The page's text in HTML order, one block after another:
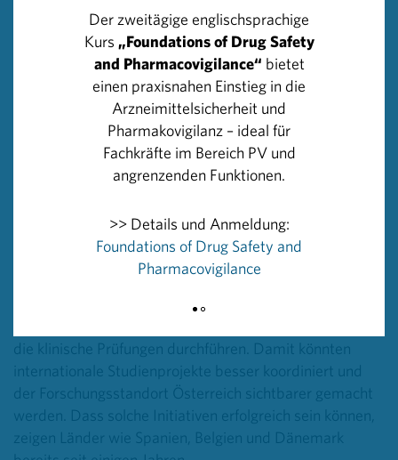
Prozesse zwischen Behörden und Ethikkommissionen,
sowie klar strukturierte Anforderungen für mehr
Effizienz. „Diese Maßnahmen zeigen, dass schnellere
und schlankere Verfahren möglich sind, ohne Abstriche
bei Qualität oder Sicherheit zu machen. Gleichzeitig
braucht es im internationalen Wettbewerb um
Forschung und Innovation weitere Reformen und
deutlich mehr Tempo“, so Herzog.
In Österreich sind dafür zusätzliche operative
Verbesserungen dringend erforderlich, und zwar über
das Genehmigungsverfahren hinaus. Dazu zählt
insbesondere die Einrichtung einer österreichweiten
zentralen Anlaufstelle für Unternehmen,
die klinische Prüfungen durchführen. Damit könnten
internationale Studienprojekte besser koordiniert und
der Forschungsstandort Österreich sichtbarer gemacht
werden. Dass solche Initiativen erfolgreich sein können,
zeigen Länder wie Spanien, Belgien und Dänemark
Der zweitägige englischsprachige
Kurs „Foundations of Drug Safety
and Pharmacovigilance“ bietet
einen praxisnahen Einstieg in die
Arzneimittelsicherheit und
Pharmakovigilanz – ideal für
Fachkräfte im Bereich PV und
angrenzenden Funktionen.
>> Details und Anmeldung:
Foundations of Drug Safety and
Pharmacovigilance